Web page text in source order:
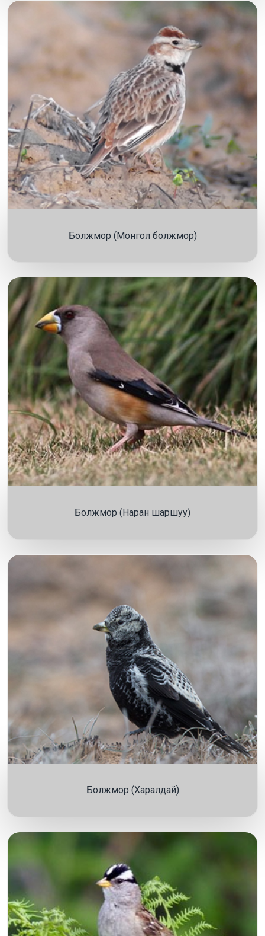
Болжмор (Монгол болжмор)
Болжмор (Наран шаршуу)
Болжмор (Харалдай)